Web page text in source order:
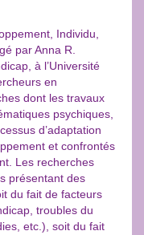
Individu,
par Anna R.
à l’Université
en
dont les travaux
psychiques,
d’adaptation
et confrontés
Les recherches
présentant des
du fait de facteurs
troubles du
etc.), soit du fait